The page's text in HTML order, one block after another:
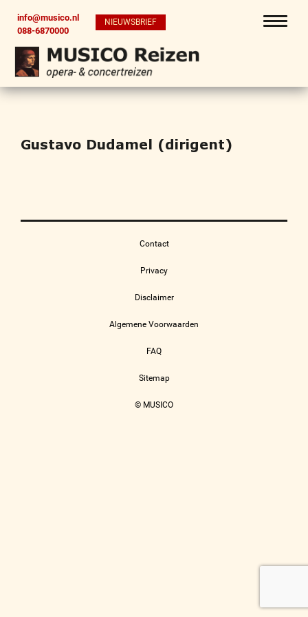
info@musico.nl
088-6870000
NIEUWSBRIEF
Gustavo Dudamel (dirigent)
Contact
Privacy
Disclaimer
Algemene Voorwaarden
FAQ
Sitemap
© MUSICO